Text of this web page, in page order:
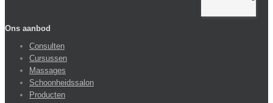
Ons aanbod
Consulten
Cursussen
Massages
Schoonheidssalon
Producten